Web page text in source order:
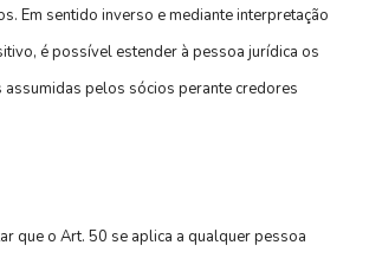
Em sentido inverso e mediante interpretação
é possível estender à pessoa jurídica os
pelos sócios perante credores
que o Art. 50 se aplica a qualquer pessoa